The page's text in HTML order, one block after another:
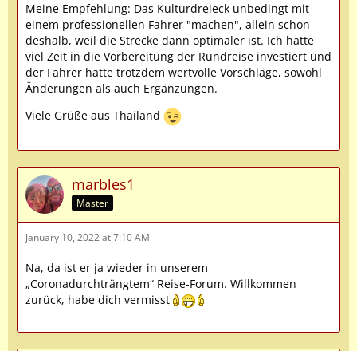
Meine Empfehlung: Das Kulturdreieck unbedingt mit
einem professionellen Fahrer "machen", allein schon
deshalb, weil die Strecke dann optimaler ist. Ich hatte
viel Zeit in die Vorbereitung der Rundreise investiert und
der Fahrer hatte trotzdem wertvolle Vorschläge, sowohl
Änderungen als auch Ergänzungen.
Viele Grüße aus Thailand
marbles1
Master
January 10, 2022 at 7:10 AM
Na, da ist er ja wieder in unserem
„Coronadurchträngtem“ Reise-Forum. Willkommen
zurück, habe dich vermisst